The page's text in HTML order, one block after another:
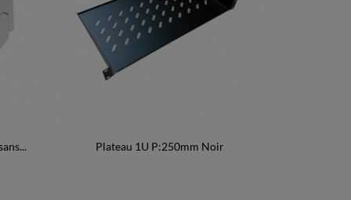
Plateau 1U P:250mm Noir